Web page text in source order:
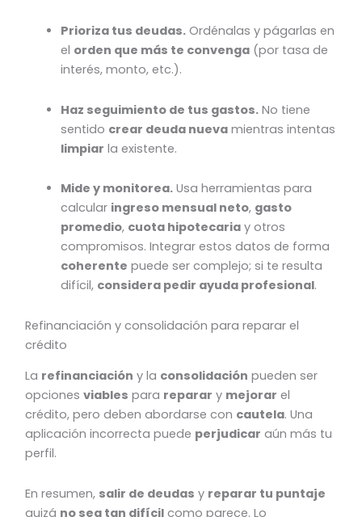
Prioriza tus deudas. Ordénalas y págarlas en
el orden que más te convenga (por tasa de
interés, monto, etc.).
Haz seguimiento de tus gastos. No tiene
sentido crear deuda nueva mientras intentas
limpiar la existente.
Mide y monitorea. Usa herramientas para
calcular ingreso mensual neto, gasto
promedio, cuota hipotecaria y otros
compromisos. Integrar estos datos de forma
coherente puede ser complejo; si te resulta
difícil, considera pedir ayuda profesional.
Refinanciación y consolidación para reparar el
crédito
La refinanciación y la consolidación pueden ser
opcionesviables para reparar y mejorar el
crédito, pero deben abordarse con cautela. Una
aplicación incorrecta puede perjudicar aún más tu
perfil.
En resumen, salir de deudas y reparar tu puntaje
quizá no sea tan difícil como parece. Lo